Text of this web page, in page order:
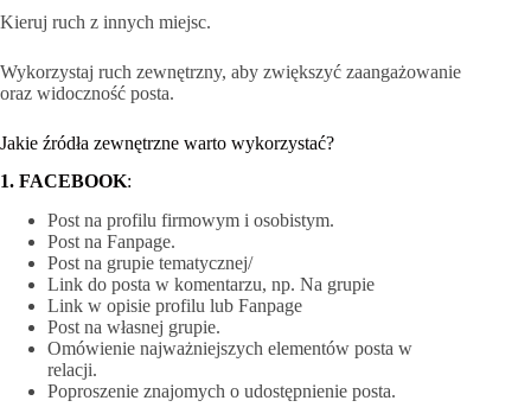
Kieruj ruch z innych miejsc.
Wykorzystaj ruch zewnętrzny, aby zwiększyć zaangażowanie
oraz widoczność posta.
Jakie źródła zewnętrzne warto wykorzystać?
1. FACEBOOK:
Post na profilu firmowym i osobistym.
Post na Fanpage.
Post na grupie tematycznej/
Link do posta w komentarzu, np. Na grupie
Link w opisie profilu lub Fanpage
Post na własnej grupie.
Omówienie najważniejszych elementów posta w
relacji.
Poproszenie znajomych o udostępnienie posta.